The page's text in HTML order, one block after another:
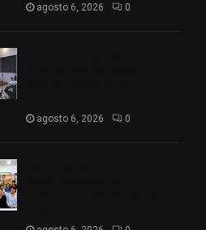
agosto 6, 2026 0
agosto 6, 2026 0